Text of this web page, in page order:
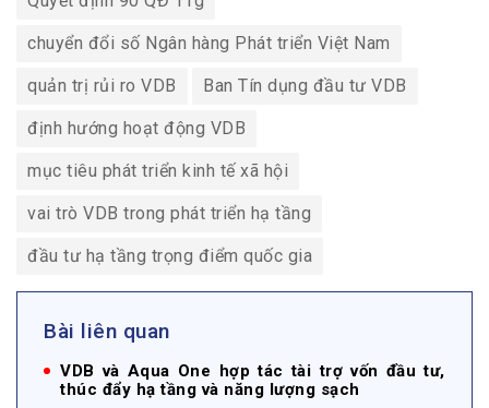
chuyển đổi số Ngân hàng Phát triển Việt Nam
quản trị rủi ro VDB Ban Tín dụng đầu tư VDB
định hướng hoạt động VDB
mục tiêu phát triển kinh tế xã hội
vai trò VDB trong phát triển hạ tầng
đầu tư hạ tầng trọng điểm quốc gia
Bài liên quan
VDB và Aqua One hợp tác tài trợ vốn đầu tư,
thúc đẩy hạ tầng và năng lượng sạch